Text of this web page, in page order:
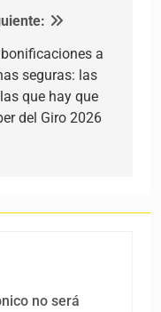
bonificaciones a
seguras: las
que hay que
del Giro 2026
no será